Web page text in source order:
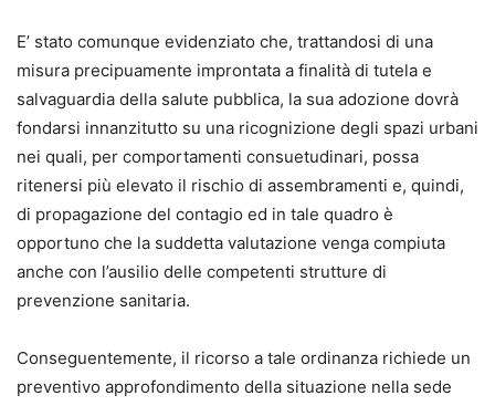
E’ stato comunque evidenziato che, trattandosi di una
misura precipuamente improntata a finalità di tutela e
salvaguardia della salute pubblica, la sua adozione dovrà
fondarsi innanzitutto su una ricognizione degli spazi urbani
nei quali, per comportamenti consuetudinari, possa
ritenersi più elevato il rischio di assembramenti e, quindi,
di propagazione del contagio ed in tale quadro è
opportuno che la suddetta valutazione venga compiuta
anche con l’ausilio delle competenti strutture di
prevenzione sanitaria.
Conseguentemente, il ricorso a tale ordinanza richiede un
preventivo approfondimento della situazione nella sede